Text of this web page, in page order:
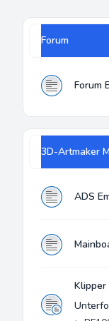
Forum
Forum
3D-Artmaker
ADS
Klipper